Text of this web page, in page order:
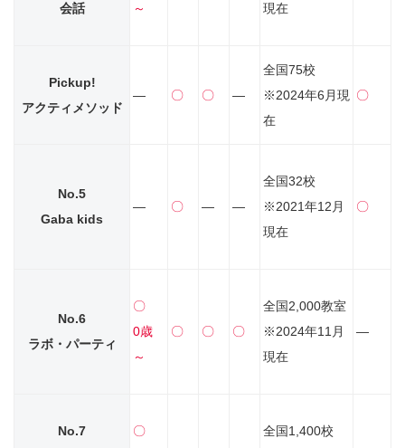
会話
～
現在
Pickup!
アクティメソッド
― 〇 〇 ―
全国75校
※2024年6月現
在
〇
No.5
Gaba kids
― 〇 ― ―
全国32校
※2021年12月
現在
〇
No.6
ラボ・パーティ
〇
0歳
～
〇 〇 〇
全国2,000教室
※2024年11月
現在
―
No.7
〇
全国1,400校